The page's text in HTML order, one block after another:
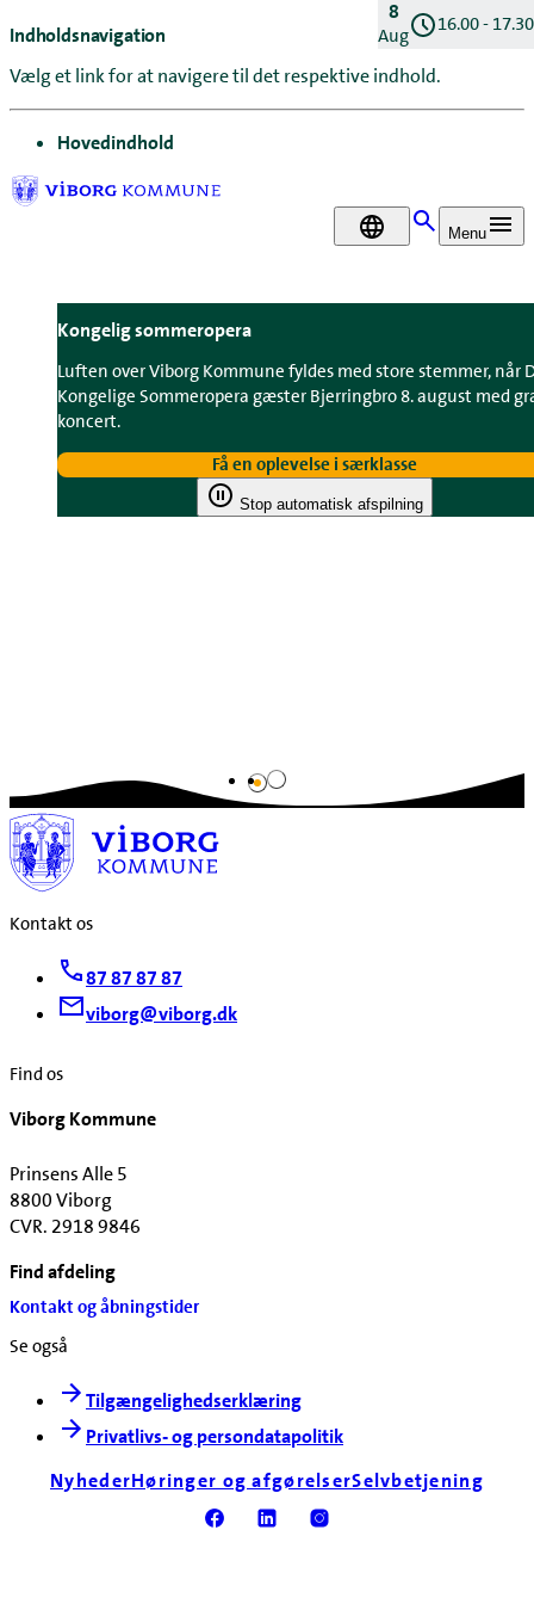
Indholdsnavigation
Vælg et link for at navigere til det respektive indhold.
gå til
Hovedindhold
DA Menu
Kongelig sommeropera
Luften over Viborg Kommune fyldes med store stemmer, når
Kongelige Sommeropera gæster Bjerringbro 8. august med
koncert.
Få en oplevelse i særklasse
Stop automatisk afspilning
8
Aug 16.00 - 17.30
viser 1 af 2
Kontakt os
87 87 87 87
viborg@viborg.dk
Find os
Viborg Kommune
Prinsens Alle 5
8800 Viborg
CVR. 2918 9846
Find afdeling
Kontakt og åbningstider
Se også
Tilgængelighedserklæring
Privatlivs- og persondatapolitik
NyhederHøringer og afgørelserSelvbetjening